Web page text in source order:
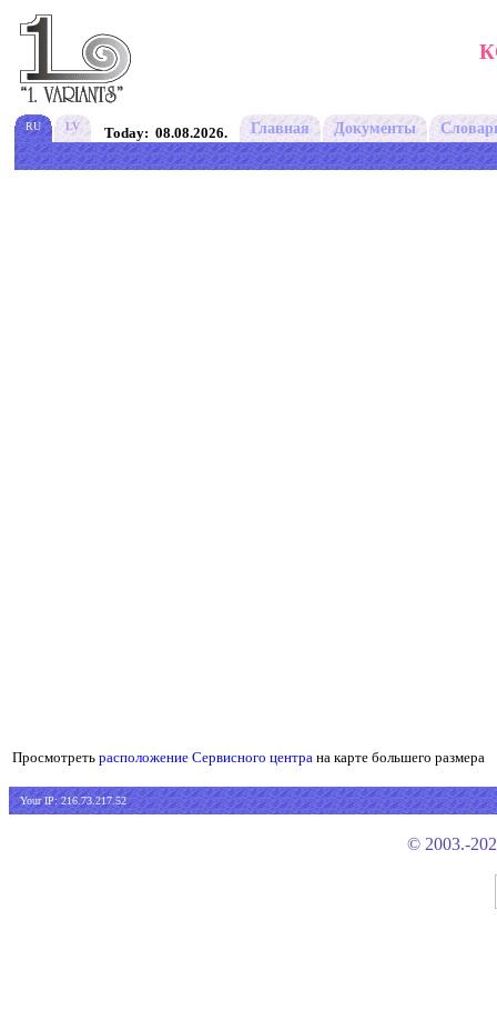
RU LV Today: 08.08.2026. Главная Документы
Просмотреть расположение Сервисного центра на карте большего размера
Your IP: 216.73.217.52
© 2003.-